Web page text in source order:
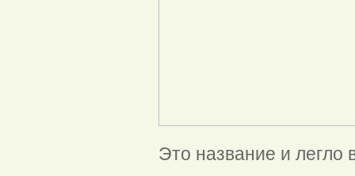
Это название и легло